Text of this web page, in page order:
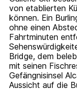
von etablierten
können. Ein
ohne einen
Fahrtminuten
Bridge, dem
mit seinen
Gefängnisinsel
Aussicht auf die